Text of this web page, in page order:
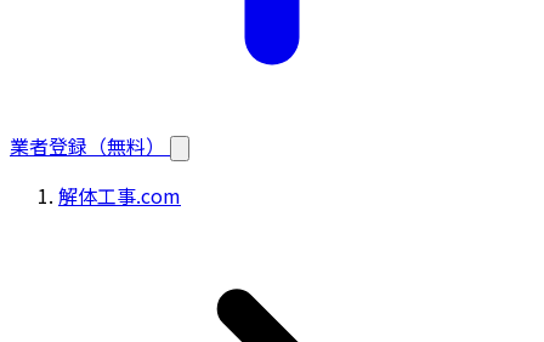
業者登録（無料）
解体工事.com